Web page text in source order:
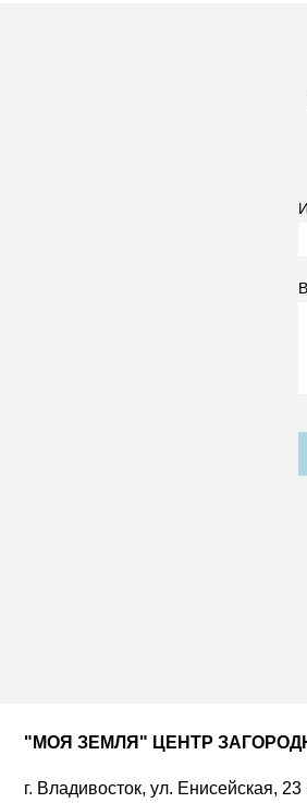
"МОЯ ЗЕМЛЯ" ЦЕНТР
г. Владивосток, ул. Енисейская,